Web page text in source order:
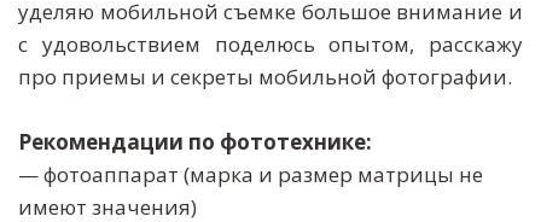
уделяю мобильной съемке большое внимание и
с удовольствием поделюсь опытом, расскажу
про приемы и секреты мобильной фотографии.
— фотоаппарат (марка и размер матрицы не
имеют значения)